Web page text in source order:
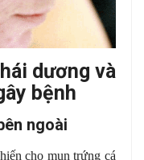
dương và
bệnh
ngoài
cho mụn trứng cá